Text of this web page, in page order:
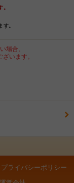
。
場合、
います。
プライバシーポリシー